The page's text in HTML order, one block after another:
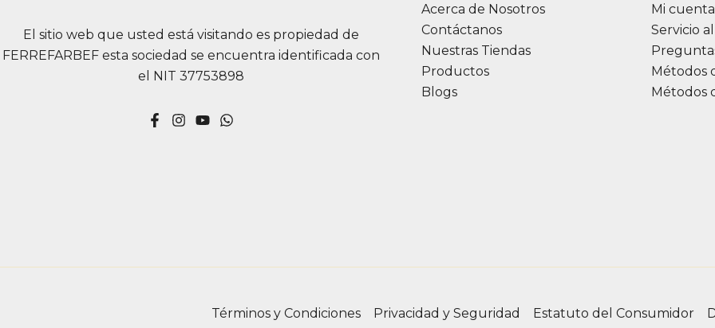
El sitio web que usted está visitando es propiedad de
FERREFARBEF esta sociedad se encuentra identificada con
el NIT 37753898
Acerca de Nosotros
Contáctanos
Nuestras Tiendas
Productos
Blogs
Mi cuenta
Servicio
Métodos
Métodos
Términos y Condiciones Privacidad y Seguridad Estatuto del Consumidor